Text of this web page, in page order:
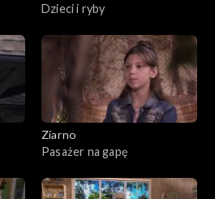
Dzieci i ryby
Ziarno
Pasażer na gapę